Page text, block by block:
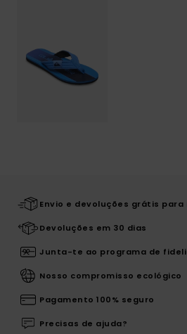
Envio e devoluções grátis para
Devoluções em 30 dias
Junta-te ao programa de
Nosso compromisso ecológico
Pagamento 100% seguro
Precisas de ajuda?